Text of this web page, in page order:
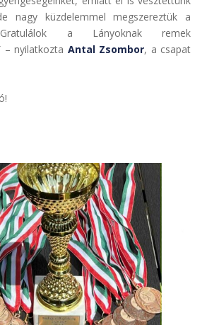
nagy küzdelemmel megszereztük a
a Lányoknak remek
– nyilatkozta Antal Zsombor, a csapat